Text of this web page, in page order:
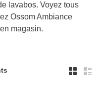
lavabos. Voyez tous
Ossom Ambiance
magasin.